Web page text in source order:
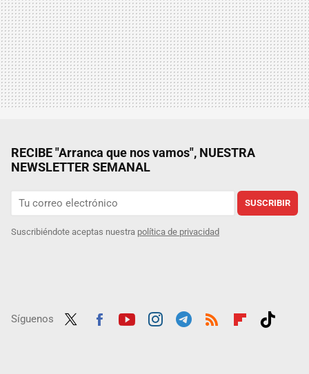
RECIBE "Arranca que nos vamos", NUESTRA
NEWSLETTER SEMANAL
SUSCRIBIR
Suscribiéndote aceptas nuestra política de privacidad
Síguenos